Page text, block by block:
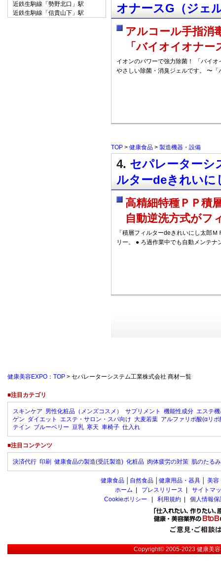
オナースG（ジェ
アルコール手指消
「バイオイオナ
イオンのパワーで強力除菌！ 「バイ
やさしい除菌・消臭ジェルです。 〜「
TOP > 健康食品 > 製造機器・設備
4. セパレーターシ
ルターdeきれいに
高精細特種ＰＰ積
自動逆洗方式がフ
「積層フィルターdeきれいにし太郎
リー。 ● ろ過作業中でも自動メンテナ
近鉄生駒線「勢野北口」駅
近鉄生駒線「信貴山下」駅
健康美容EXPO：TOP > セパレーターシステム工業株式会社 商材一覧
■注目カテゴリ
スキンケア 男性化粧品（メンズコスメ） サプリメント 機能性成分 エステ
ゲン ダイエット エステ・サロン・スパ向け 大麦若葉 アルファリポ酸(αリポ
テイン ブルーベリー 豆乳 寒天 車椅子 仕入れ
■注目コンテンツ
決済代行 印刷 健康食品の製造(受託製造) 化粧品 肉体疲労の対策 肌のたる
健康食品 自然食品 健康用品・器具 美容
ホーム
プレスリリース
サイトマ
Cookieポリシー
利用規約 個人情報
Copyright© 2005-2023健康美